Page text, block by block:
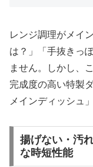
レンジ調理がメイ
は？」「手抜きっ
ません。しかし、
完成度の高い特製
メインディッシュ
揚げない・汚
な時短性能